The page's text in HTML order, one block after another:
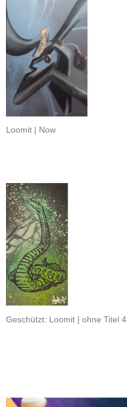
Loomit | Now
Geschützt: Loomit | ohne Titel 4